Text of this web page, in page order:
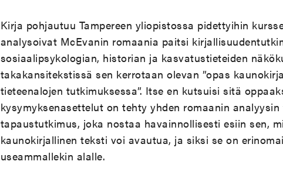
Kirja pohjautuu Tampereen yliopistossa pidettyihin
analysoivat McEvanin romaania paitsi
sosiaalipsykologian, historian ja kasvatustieteiden
takakansitekstissä sen kerrotaan olevan ”opas
tieteenalojen tutkimuksessa”. Itse en kutsuisi sitä
kysymyksenasettelut on tehty yhden romaanin
tapaustutkimus, joka nostaa havainnollisesti esiin sen,
kaunokirjallinen teksti voi avautua, ja siksi se on
useammallekin alalle.